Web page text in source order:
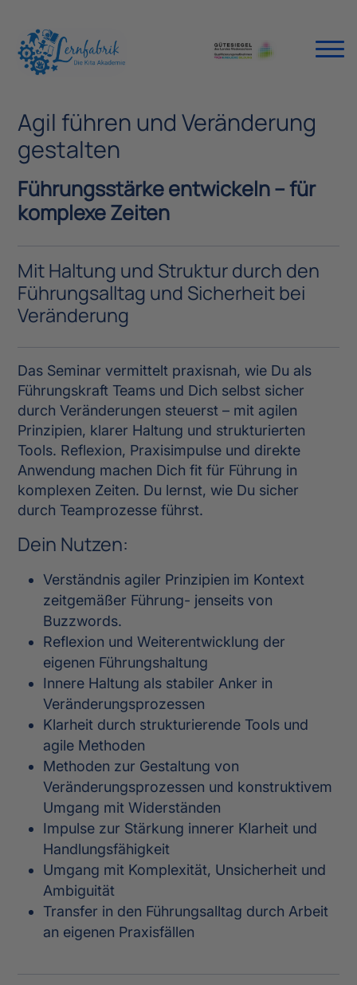
Agil führen und Veränderung
gestalten
Führungsstärke entwickeln – für
komplexe Zeiten
Mit Haltung und Struktur durch den
Führungsalltag und Sicherheit bei
Veränderung
Das Seminar vermittelt praxisnah, wie Du als
Führungskraft Teams und Dich selbst sicher
durch Veränderungen steuerst – mit agilen
Prinzipien, klarer Haltung und strukturierten
Tools. Reflexion, Praxisimpulse und direkte
Anwendung machen Dich fit für Führung in
komplexen Zeiten. Du lernst, wie Du sicher
durch Teamprozesse führst.
Dein Nutzen:
Verständnis agiler Prinzipien im Kontext
zeitgemäßer Führung- jenseits von
Buzzwords.
Reflexion und Weiterentwicklung der
eigenen Führungshaltung
Innere Haltung als stabiler Anker in
Veränderungsprozessen
Klarheit durch strukturierende Tools und
agile Methoden
Methoden zur Gestaltung von
Veränderungsprozessen und konstruktivem
Umgang mit Widerständen
Impulse zur Stärkung innerer Klarheit und
Handlungsfähigkeit
Umgang mit Komplexität, Unsicherheit und
Ambiguität
Transfer in den Führungsalltag durch Arbeit
an eigenen Praxisfällen